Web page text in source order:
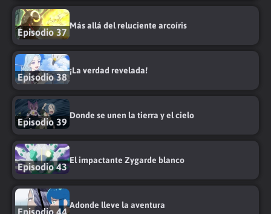
Episodio 37
Más allá del reluciente arcoíris
Episodio 38
¡La verdad revelada!
Episodio 39
Donde se unen la tierra y el cielo
Episodio 43
El impactante Zygarde blanco
Episodio 44
Adonde lleve la aventura